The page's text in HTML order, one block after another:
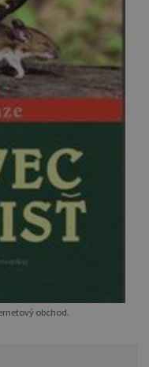
obchod.